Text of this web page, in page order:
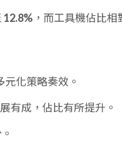
12.8% ，而工具機佔比
化策略奏效。
有成，佔比有所提升。